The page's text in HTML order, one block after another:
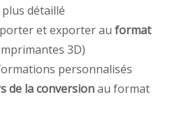
détaillé
et exporter auformat
3D)
personnalisés
de la conversionau format